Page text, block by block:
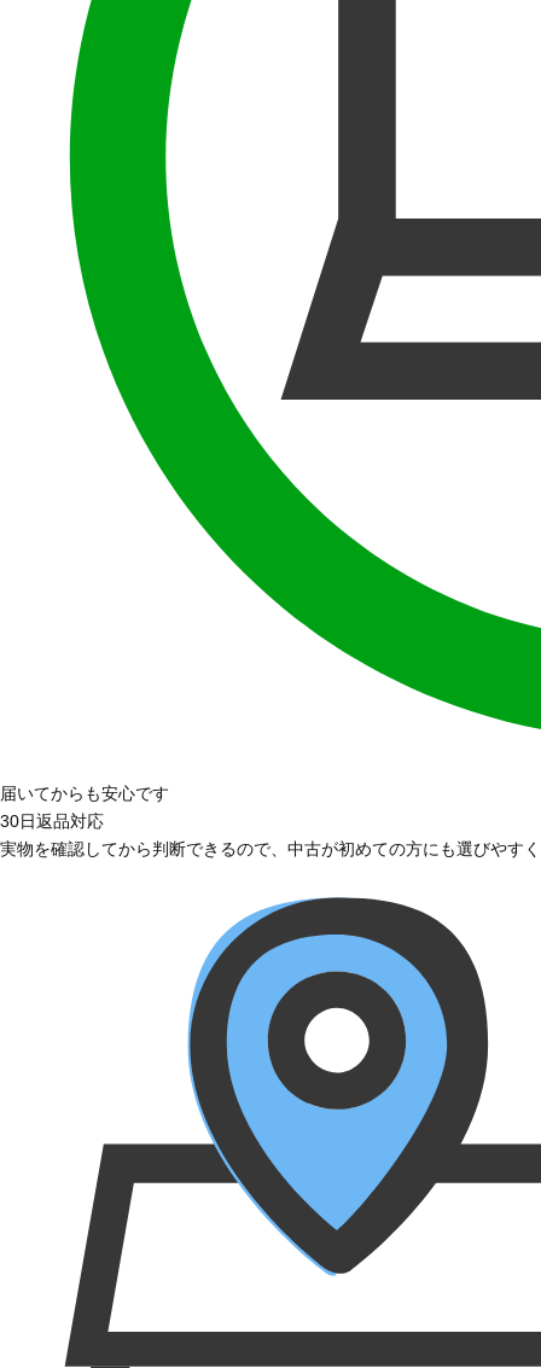
届いてからも安心です
30日返品対応
実物を確認してから判断できるので、中古が初めての方にも選びやす